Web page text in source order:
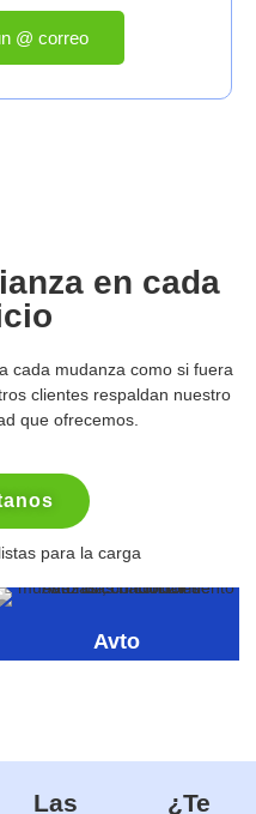
@ correo
en cada
cada mudanza como si fuera
clientes respaldan nuestro
que ofrecemos.
Avto
Las
¿Te